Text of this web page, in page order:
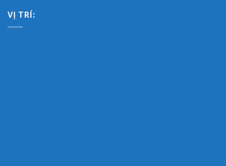
VỊ TRÍ: